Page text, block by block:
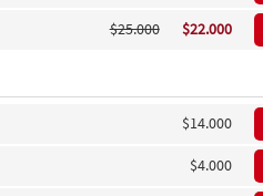
$25.000 $22.000
$14.000
$4.000